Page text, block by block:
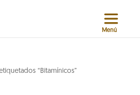
“Bitamínicos”